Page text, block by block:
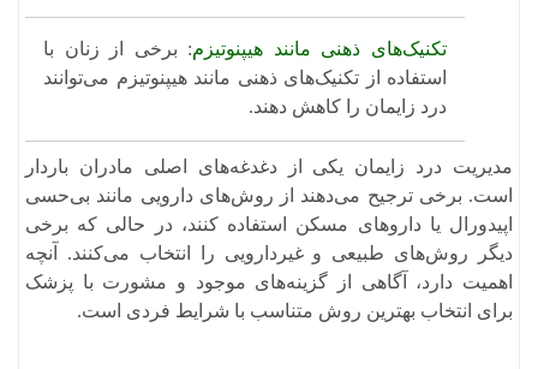
تکنیک‌های ذهنی مانند هیپنوتیزم: برخی از زنان با
استفاده از تکنیک‌های ذهنی مانند هیپنوتیزم می‌توانند
درد زایمان را کاهش دهند.
مدیریت درد زایمان یکی از دغدغه‌های اصلی مادران باردار
است. برخی ترجیح می‌دهند از روش‌های دارویی مانند بی‌حسی
اپیدورال یا داروهای مسکن استفاده کنند، در حالی که برخی
دیگر روش‌های طبیعی و غیردارویی را انتخاب می‌کنند. آنچه
اهمیت دارد، آگاهی از گزینه‌های موجود و مشورت با پزشک
برای انتخاب بهترین روش متناسب با شرایط فردی است.